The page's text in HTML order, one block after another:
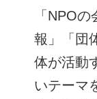
「NPO
報」「団
体が活動
いテーマ